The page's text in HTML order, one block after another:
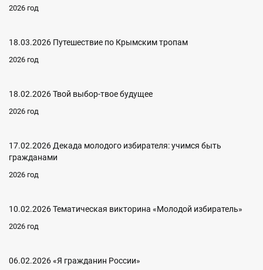
2026 год
18.03.2026 Путешествие по Крымским тропам
2026 год
18.02.2026 Твой выбор-твое будущее
2026 год
17.02.2026 Декада молодого избирателя: учимся быть
гражданами
2026 год
10.02.2026 Тематическая викторина «Молодой избиратель»
2026 год
06.02.2026 «Я гражданин России»